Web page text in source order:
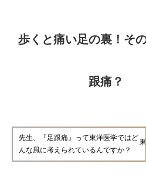
歩くと痛い足の裏！そ
跟痛？
先生、『足跟痛』って東洋医学ではど
んな風に考えられているんですか？